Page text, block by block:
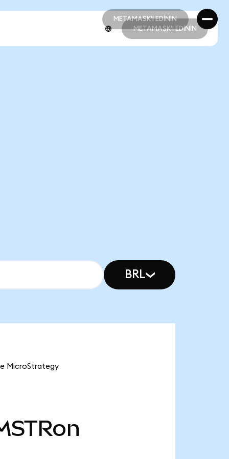
METAMASK'I EDİNİN
METAMASK'I EDİNİN
METAMASK'I EDİNİN
BRL
MicroStrategy